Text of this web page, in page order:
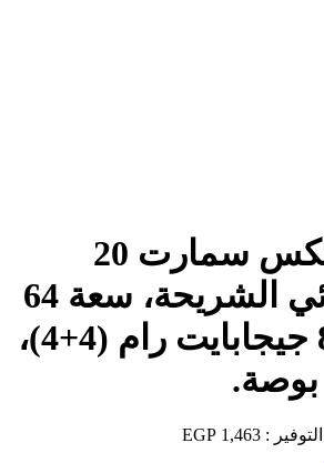
موبايل إنفينكس سمارت 20
X6840B ثنائي الشريحة، سعة 64
جيجابايت، ‏8 جيجابايت رام (4+4)،
التوفير : 1,463 EGP